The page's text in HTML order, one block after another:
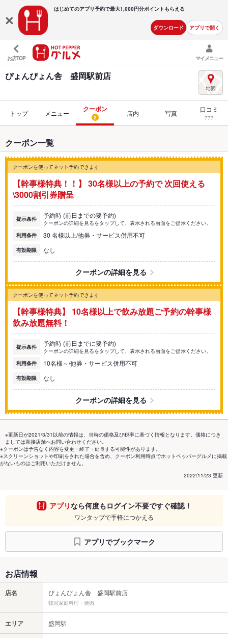
はじめてのアプリ予約で最大1,000円分ポイントもらえる
ダウンロード アプリで開く
お店TOP マイメニュー
ぴょんぴょん舎 盛岡駅前店
トップ メニュー クーポン
2 店内 写真 口コミ
777
クーポン一覧
クーポンを使ってネット予約できます
【幹事様特典！！】 30名様以上の予約で 次回使える
\3000割引券贈呈
提示条件 予約時 (前日までの要予約)
クーポンの詳細を見るをタップして、表示される画面をご提示ください。
利用条件
30 名様以上/他券・サービス併用不可
有効期限 なし
クーポンの詳細を見る
クーポンを使ってネット予約できます
【幹事様特典】 10名様以上で飲み放題ご予約の幹事様
飲み放題無料！
提示条件 予約時 (前日までに要予約)
クーポンの詳細を見るをタップして、表示される画面をご提示ください。
利用条件
10名様～/他券・サービス併用不可
有効期限 なし
クーポンの詳細を見る
※更新日が2021/3/31以前の情報は、当時の価格及び税率に基づく情報となります。価格につき
ましては直接店舗へお問い合わせください。
※クーポンは予告なく内容を変更・終了・延長する可能性があります。
※スクリーンショットや印刷をされた場合を含め、クーポン利用時点でホットペッパーグルメに掲載
がないものはご利用いただけません。
2022/11/23 更新
アプリなら何度もログイン不要ですぐ確認！
ワンタップで手軽につかえる
アプリでブックマーク
お店情報
店名 ぴょんぴょん舎 盛岡駅前店
韓国家庭料理・焼肉
エリア 盛岡駅